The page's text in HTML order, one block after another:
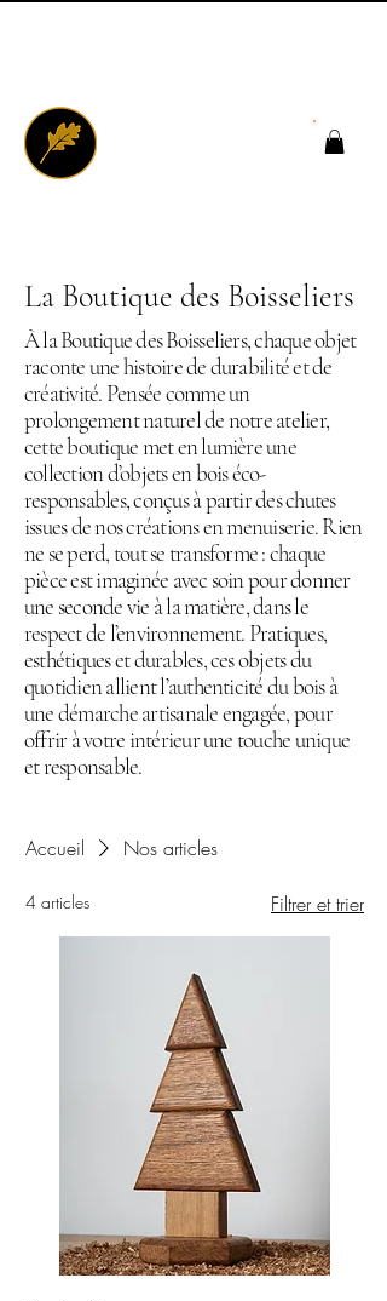
La Boutique des Boisseliers
À la Boutique des Boisseliers, chaque objet
raconte une histoire de durabilité et de
créativité. Pensée comme un
prolongement naturel de notre atelier,
cette boutique met en lumière une
collection d’objets en bois éco-
responsables, conçus à partir des chutes
issues de nos créations en menuiserie. Rien
ne se perd, tout se transforme : chaque
pièce est imaginée avec soin pour donner
une seconde vie à la matière, dans le
respect de l’environnement. Pratiques,
esthétiques et durables, ces objets du
quotidien allient l’authenticité du bois à
une démarche artisanale engagée, pour
offrir à votre intérieur une touche unique
et responsable.
Accueil Nos articles
4 articles Filtrer et trier